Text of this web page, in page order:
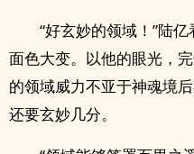
“好玄妙的领域！”陆
面色大变。以他的眼光，
的领域威力不亚于神魂境
还要玄妙几分。